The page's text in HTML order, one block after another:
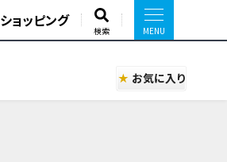
ショッピング
検索
お気に入り